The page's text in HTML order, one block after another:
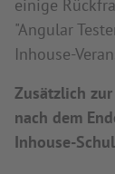
einige
"Angular
Inhouse-
Zusätzlich
nach dem
Inhouse-